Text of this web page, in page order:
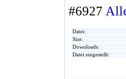
#6927
Datei:
Size:
Downloads:
Datei eingestellt: